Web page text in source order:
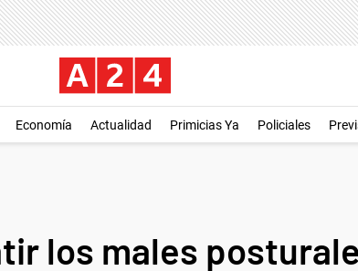
Economía Actualidad Primicias Ya Policiales
los males